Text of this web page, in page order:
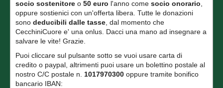
socio sostenitore o 50 euro l'anno come socio onorario
oppure sostienici con un'offerta libera. Tutte le donazioni
sono deducibili dalle tasse , dal momento che
CecchiniCuore e' una onlus. Dacci una mano ad insegnare a
salvare le vite! Grazie.
Puoi cliccare sul pulsante sotto se vuoi usare carta di
credito o paypal, altrimenti puoi usare un bolettino postale al
nostro C/C postale n. 1017970300 oppure tramite bonifico
bancario IBAN: